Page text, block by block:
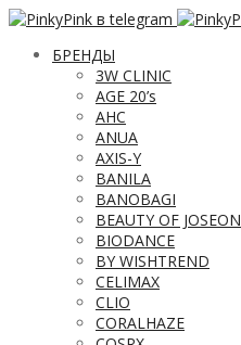
БРЕНДЫ
3W CLINIC
AGE 20’s
AHC
ANUA
AXIS-Y
BANILA
BANOBAGI
BEAUTY OF JOSEON
BIODANCE
BY WISHTREND
CELIMAX
CLIO
CORALHAZE